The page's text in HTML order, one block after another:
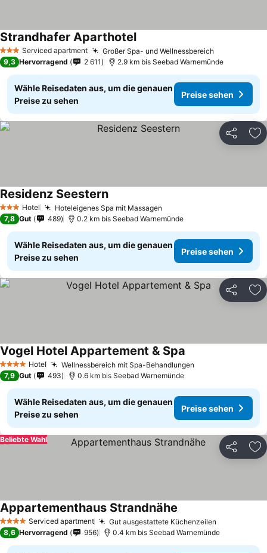
3 SterneServiced apartment Großer Spa- und Wellnessbereich
Strandhafer Aparthotel
9,3 Hervorragend 2 611 2.9 km bis Seebad Warnemünde
Wähle Reisedaten aus, um die genauen
Preise zu sehen
Preise sehen
Teilen
3 SterneHotel Hoteleigenes Spa mit Massagen
Residenz Seestern
7,8 Gut 489 0.2 km bis Seebad Warnemünde
Wähle Reisedaten aus, um die genauen
Preise zu sehen
Preise sehen
Teilen
4 Sterne Hotel Wellnessbereich mit Spa-Behandlungen
Vogel Hotel Appartement & Spa
7,9 Gut 493 0.6 km bis Seebad Warnemünde
Wähle Reisedaten aus, um die genauen
Preise zu sehen
Preise sehen
Teilen
Beliebte Wahl
4 Sterne Serviced apartment Gut ausgestattete Küchenzeilen
Appartementhaus Strandnähe
8,6 Hervorragend 956 0.4 km bis Seebad Warnemünde